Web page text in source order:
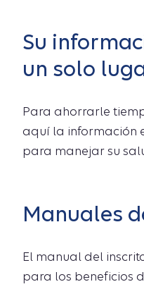
Su
un solo
Para ahorrarle
aquí la información
para manejar su
Manuales
El manual del
para los beneficios